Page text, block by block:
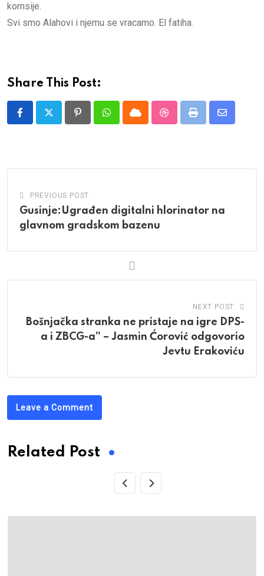
komsije.
Svi smo Alahovi i njemu se vracamo. El fatiha.
Share This Post:
PinterestWhatsappCloud StumbleUpon
Print
Share
PREVIOUS POST
Gusinje:Ugrađen digitalni hlorinator na
glavnom gradskom bazenu
NEXT POST
Bošnjačka stranka ne pristaje na igre DPS-
a i ZBCG-a” – Jasmin Ćorović odgovorio
Jevtu Erakoviću
Leave a Comment
Related Post